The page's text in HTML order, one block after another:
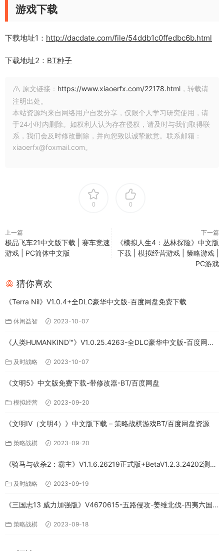
游戏下载
下载地址1： http://dacdate.com/file/54ddb1c0ffedbc6b.html
下载地址2： BT种子
原文链接： https://www.xiaoerfx.com/22178.html ，转载请
注明出处。
本站资源均来自网络用户自发分享，仅限个人学习研究使用，请
于24小时内删除。如权利人认为存在侵权，请及时与我们取得联
系，我们会及时修改删除，并向您致以诚挚歉意。联系邮箱：
xiaoerfx@foxmail.com。
0 0
上一篇
极品飞车21中文版下载 | 赛车竞速
游戏 | PC简体中文版
下一篇
《模拟人生4：丛林探险》中文版
下载 | 模拟经营游戏 | 策略游戏 |
PC游戏
猜你喜欢
《Terra Nil》V1.0.4+全DLC豪华中文版-百度网盘免费下载
休闲益智 2023-10-07
《人类HUMANKIND™》V1.0.25.4263-全DLC豪华中文版-百度网盘
及时战略 2023-10-07
《文明5》中文版免费下载-带修改器-BT/百度网盘
模拟经营 2023-09-20
《文明IV（文明4）》中文版下载 – 策略战棋游戏BT/百度网盘资源
策略战棋 2023-09-20
《骑马与砍杀2：霸主》V1.1.6.26219正式版+BetaV1.2.3.24202测试
及时战略 2023-09-19
《三国志13 威力加强版》V4670615-五路侵攻-姜维北伐-四夷六国
策略战棋 2023-09-18